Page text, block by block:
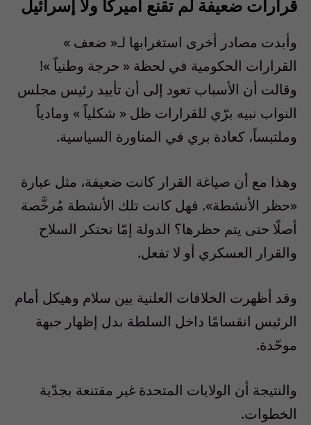
قرارات ضعيفة لم تقنع أميركا ولا إسرائيل
وأبدت مصادر أخرى استغرابها لـ« ضعف »
القرارات الحكومية في لحظة « حرجة وطنياً »!
وقالت أن الأسباب تعود إلى أن تأييد رئيس مجلس
النواب نبيه برّي للقرارات ظل « شكلياً » ومادياً
وملتبساً، كعادة بري في المناورة السياسية.
وهذا مع أن صياغة القرار كانت ضعيفة، مثل عبارة
«حظر الأنشطة». فهل كانت تلك الأنشطة مُرخَّصة
أصلًا حتى يتم حظرها؟ الدولة إمّا تحتكر السلاح
والقرار العسكري أو لا تفعل.
وقد أظهرت الخلافات العلنية بين سلام وهيكل أمام
الرئيس انقسامًا داخل السلطة بدل إظهار جبهة
موحّدة.
والنتيجة أن الولايات المتحدة غير مقتنعة بجدّية
الخطوات.